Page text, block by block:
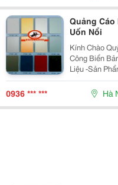
Quảng
Uốn Nổi
Kính Chào Quý Khách, Chúng Tôi
Công Biển
Liệu -Sản Phẩm Chữ Aluminum Composite Có Thể Uốn
Nổi, Làm
Tự -Sản
0936 *** *** Hà